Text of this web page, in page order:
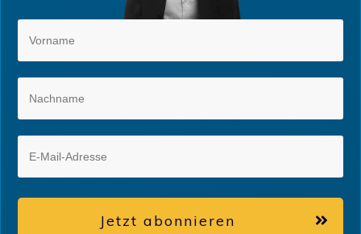
Jetzt abonnieren